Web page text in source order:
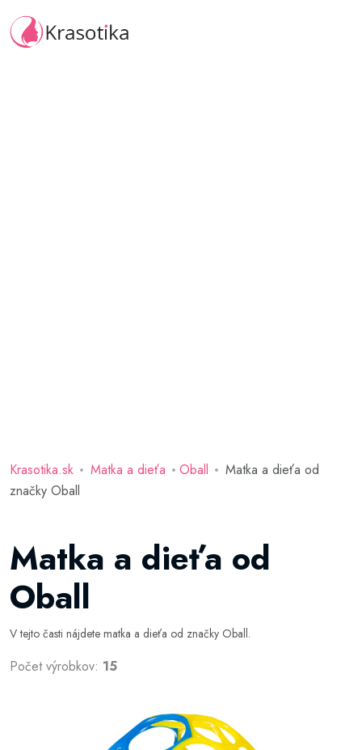
Krasotika.sk Matka a dieťa Oball
Matka a dieťa od
značky Oball
Matka a dieťa od
Oball
V tejto časti nájdete matka a dieťa od značky Oball.
Počet výrobkov: 15